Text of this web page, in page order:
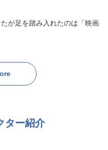
が足を踏み入れたのは「映画
と思ったから。
ター紹介